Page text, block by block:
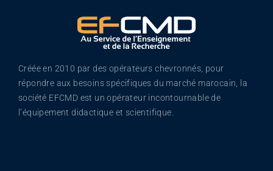
Créée en 2010 par des opérateurs chevronnés, pour
répondre aux besoins spécifiques du marché marocain, la
société EFCMD est un opérateur incontournable de
l’équipement didactique et scientifique.